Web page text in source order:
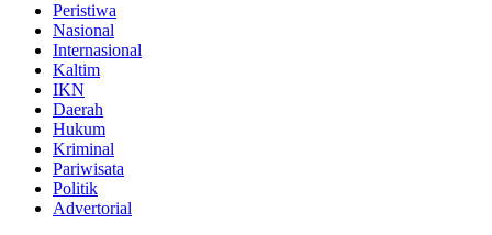
Peristiwa
Nasional
Internasional
Kaltim
IKN
Daerah
Hukum
Kriminal
Pariwisata
Politik
Advertorial